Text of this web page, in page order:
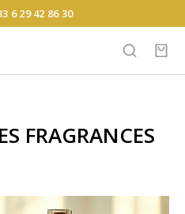
6 29 42 86 30
FRAGRANCES